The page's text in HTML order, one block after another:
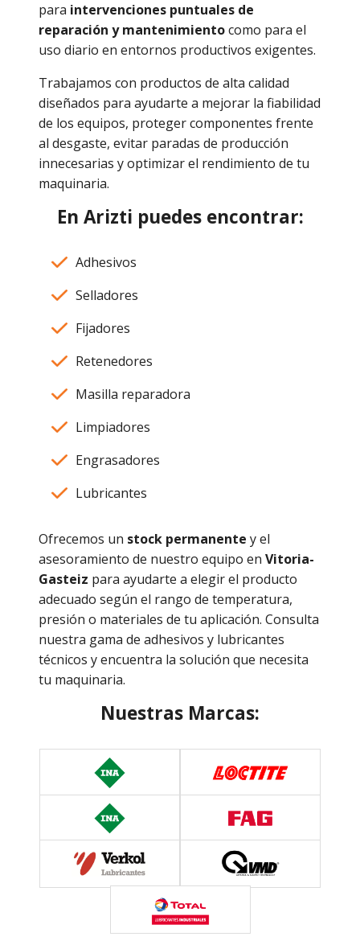
para intervenciones puntuales de
reparación y mantenimientocomo para el
uso diario en entornos productivos exigentes.
Trabajamos con productos de alta calidad
diseñados para ayudarte a mejorar la fiabilidad
de los equipos, proteger componentes frente
al desgaste, evitar paradas de producción
innecesarias y optimizar el rendimiento de tu
maquinaria.
En Arizti puedes encontrar:
Adhesivos
Selladores
Fijadores
Retenedores
Masilla reparadora
Limpiadores
Engrasadores
Lubricantes
Ofrecemos un stock permanente y el
asesoramiento de nuestro equipo en Vitoria-
Gasteiz para ayudarte a elegir el producto
adecuado según el rango de temperatura,
presión o materiales de tu aplicación. Consulta
nuestra gama de adhesivos y lubricantes
técnicos y encuentra la solución que necesita
tu maquinaria.
Nuestras Marcas: